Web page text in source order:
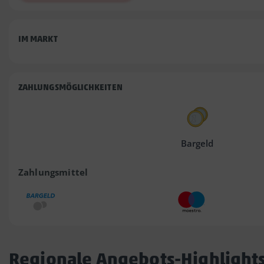
IM MARKT
ZAHLUNGSMÖGLICHKEITEN
Bargeld
Zahlungsmittel
Regionale Angebots-